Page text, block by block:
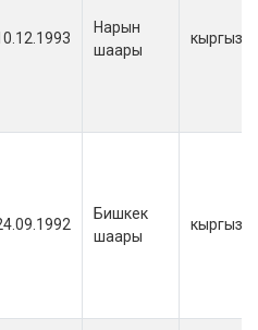
Нарын
шаары
кыргыз
Бишкек
шаары
кыргыз